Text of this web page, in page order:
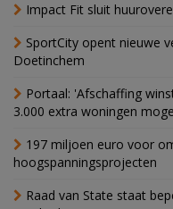
Impact Fit sluit
SportCity opent nieuwe
Doetinchem
Portaal: 'Afschaffing
3.000 extra woningen
197 miljoen euro voor
hoogspanningsprojecten
Raad van State staat